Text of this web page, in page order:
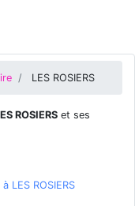
LES ROSIERS
ROSIERS et ses
LES ROSIERS